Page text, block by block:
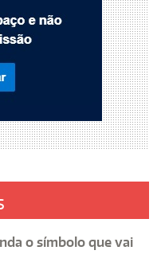
o símbolo que vai